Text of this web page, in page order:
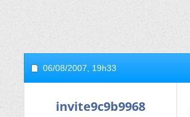
06/08/2007, 19h33
invite9c9b9968